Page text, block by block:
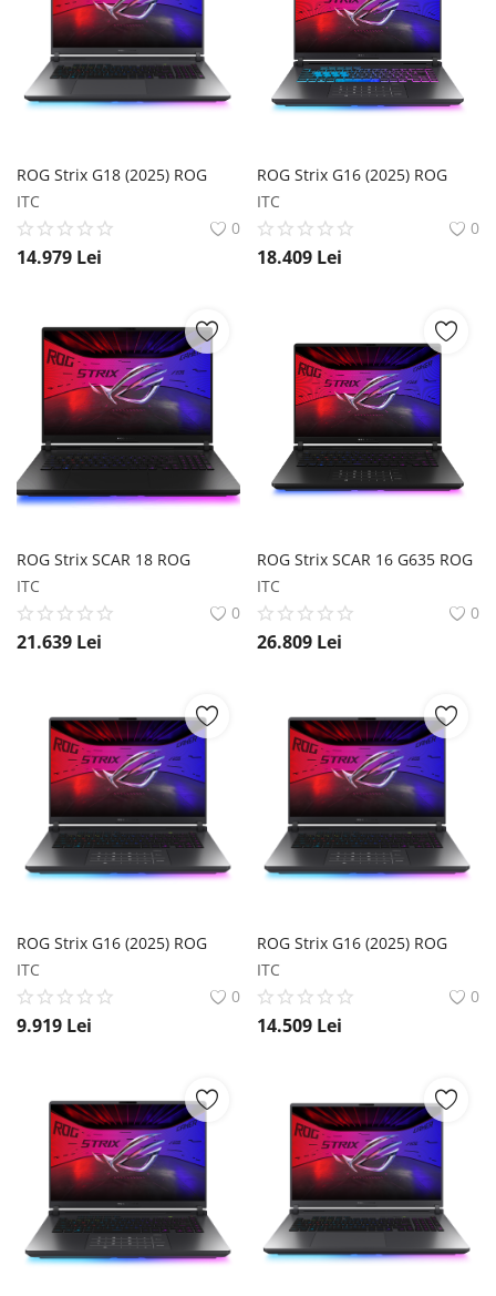
ROG Strix G18 (2025) ROG
ITC
0
14.979 Lei
ROG Strix G16 (2025) ROG
ITC
0
18.409 Lei
ROG Strix SCAR 18 ROG
ITC
0
21.639 Lei
ROG Strix SCAR 16 G635 ROG
ITC
0
26.809 Lei
ROG Strix G16 (2025) ROG
ITC
0
9.919 Lei
ROG Strix G16 (2025) ROG
ITC
0
14.509 Lei